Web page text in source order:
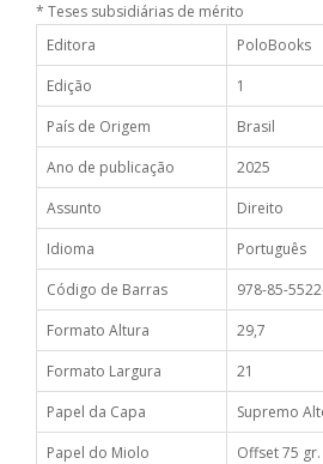
* Teses subsidiárias de mérito
Editora
PoloBooks
Edição
1
País de Origem
Brasil
Ano de publicação
2025
Assunto
Direito
Idioma
Português
Código de Barras
978-85-
Formato Altura
29,7
Formato Largura
21
Papel da Capa
Supremo
Papel do Miolo
Offset 75 gr.